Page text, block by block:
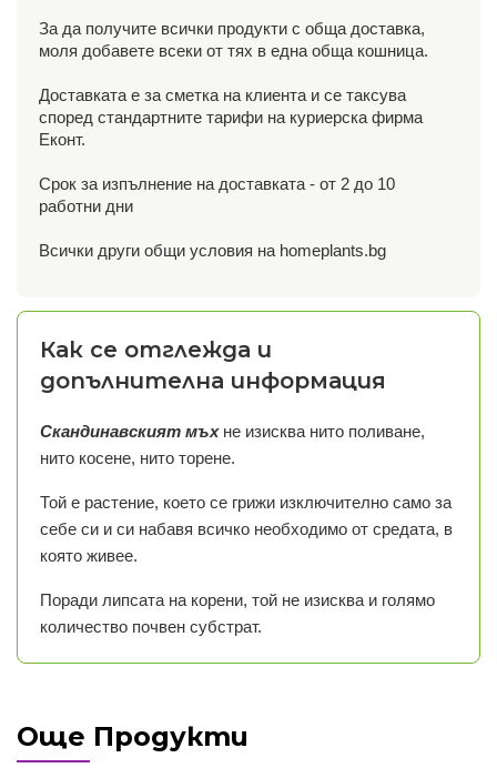
За да получите всички продукти с обща доставка,
моля добавете всеки от тях в една обща кошница.
Доставката е за сметка на клиента и се таксува
според стандартните тарифи на куриерска фирма
Еконт.
Срок за изпълнение на доставката - от 2 до 10
работни дни
Всички други общи условия на homeplants.bg
Как се отглежда и
допълнителна информация
Скандинавският мъхне изисква нито поливане,
нито косене, нито торене.
Той е растение, което се грижи изключително само за
себе си и си набавя всичко необходимо от средата, в
която живее.
Поради липсата на корени, той не изисква и голямо
количество почвен субстрат.
Още Продукти